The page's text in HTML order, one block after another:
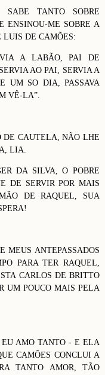
SABE TANTO SOBRE
ENSINOU-ME SOBRE A
LUIS DE CAMÕES:
A LABÃO, PAI DE
AO PAI, SERVIA A
UM SO DIA, PASSAVA
VÊ-LA”.
DE CAUTELA, NÃO LHE
LIA.
DA SILVA, O POBRE
DE SERVIR POR MAIS
DE RAQUEL, SUA
MEUS ANTEPASSADOS
PARA TER RAQUEL,
CARLOS DE BRITTO
UM POUCO MAIS PELA
EU AMO TANTO - E ELA
CAMÕES CONCLUI A
TANTO AMOR, TÃO